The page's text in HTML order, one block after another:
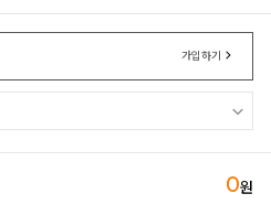
가입하기
0원